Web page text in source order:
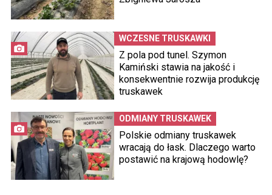
WCZESNE TRUSKAWKI
Z pola pod tunel. Szymon
Kamiński stawia na jakość i
konsekwentnie rozwija produkcję
truskawek
ODMIANY TRUSKAWEK
Polskie odmiany truskawek
wracają do łask. Dlaczego warto
postawić na krajową hodowlę?